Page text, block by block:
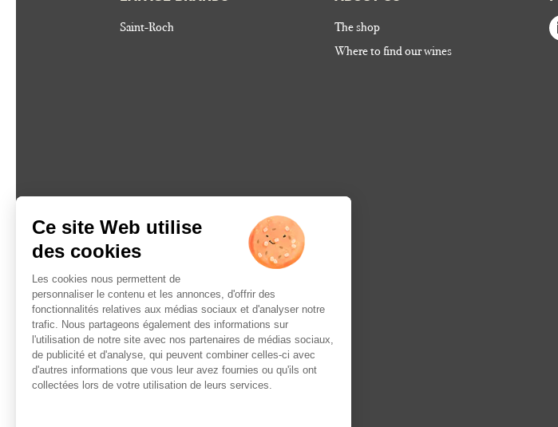
Saint-Roch
The shop
Where to find our wines